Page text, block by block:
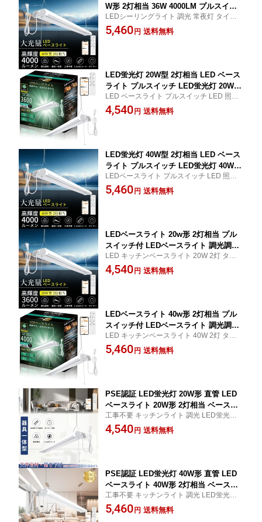
W形 2灯相当 36W 4000LM プルスイッ
チ付き 調光 調色 一体型ベースライト
スマホ操作 LED蛍光灯 40W型 器具一体
事不要
LEDシーリングライト 調光 常夜灯 タイマ
ー LED蛍光灯 LEDベースライト 40W 2灯
チェーン 連結 スマホ シーリングライト 14
5,460 円 送料無料
LED蛍光灯 20W型 2灯相当 LED ベース
ライト プルスイッチ LED蛍光灯 20W形
調光調色 配線不要 器具一体型 吊り下げ
照明 コンセント式 LEDベースライト 天
所
LED ベースライト プルスイッチ LED 照明
LEDベースライト 器具ひもスイッチ 器具一
体式LED蛍光灯 LEDライト 蛍光灯 コンセ
4,540 円 送料無料
LED蛍光灯 40W型 2灯相当 LED ベース
ライト プルスイッチ LED蛍光灯 40W形
調光調色 配線不要 器具一体型 吊り下げ
照明 コンセント式 LEDベースライト 天
所
LEDベースライト プルスイッチ LED 照明 L
EDベースライト 器具ひもスイッチ 器具一
体式LED蛍光灯 LEDライト 蛍光灯 コンセ
5,460 円 送料無料
LEDベースライト 20w形 2灯相当 プル
スイッチ付 LEDベースライト 調光調色
LED蛍光灯 器具一体型 20w形 LED蛍光
灯器具 吊り下げ ベースライト LED蛍光
事不要
LED キッチンベースライト 20W 2灯 タイマ
ー 常夜灯機能 省エネ 天井直付 シーリング
ライト コンセント スマホ操作 一体型LED
4,540 円 送料無料
LEDベースライト 40w形 2灯相当 プル
スイッチ付 LEDベースライト 調光調色
LED蛍光灯 器具一体型 40w形 LED蛍光
灯器具 吊り下げ ベースライト LED蛍光
事不要
LED キッチンベースライト 40W 2灯 タイマ
ー 常夜灯機能 省エネ 天井直付 シーリング
ライト コンセント スマホ操作 一体型LED
5,460 円 送料無料
PSE認証 LED蛍光灯 20W形 直管 LED
ベースライト 20W形 2灯相当 ベースラ
イト 調光調色 タイマー トラフ型 LED
ライト 器具ひもスイッチ スマートライ
ト
工事不要 キッチンライト 調光 LED蛍光灯 2
0W形 2灯相当 直管 連結可能 LED蛍光灯 器
具一体型 639mm ACプラグ付 照明 シーリ
4,540 円 送料無料
PSE認証 LED蛍光灯 40W形 直管 LED
ベースライト 40W形 2灯相当 ベースラ
イト 調光調色 タイマー トラフ型 LED
ライト 器具ひもスイッチ スマートライ
工事不要 キッチンライト 調光 LED蛍光灯 4
0W形 2灯相当 直管 連結可能 LED蛍光灯 器
具一体型 120cm ACプラグ付 照明 シーリン
5,460 円 送料無料